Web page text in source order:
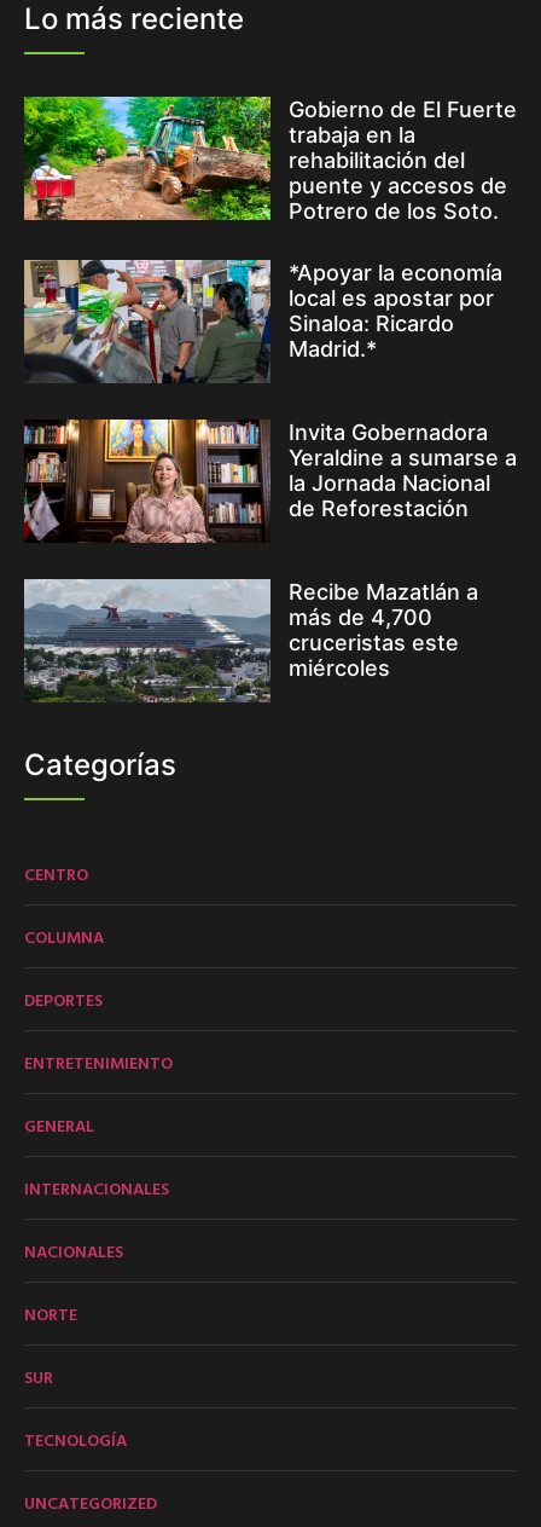
Lo más reciente
Gobierno de El Fuerte
trabaja en la
rehabilitación del
puente y accesos de
Potrero de los Soto.
*Apoyar la economía
local es apostar por
Sinaloa: Ricardo
Madrid.*
Invita Gobernadora
Yeraldine a sumarse a
la Jornada Nacional
de Reforestación
Recibe Mazatlán a
más de 4,700
cruceristas este
miércoles
Categorías
CENTRO
COLUMNA
DEPORTES
ENTRETENIMIENTO
GENERAL
INTERNACIONALES
NACIONALES
NORTE
SUR
TECNOLOGÍA
UNCATEGORIZED